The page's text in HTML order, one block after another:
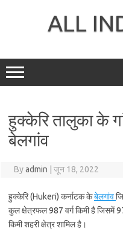
ALL
हुक्केरि तालुका के
बेलगांव
Byadmin जून 18, 2022
हुक्केरि (Hukeri) कर्नाटक केबेलगांव
कुल क्षेत्रफल 987 वर्ग किमी है जिसमें
किमी शहरी क्षेत्र शामिल है।